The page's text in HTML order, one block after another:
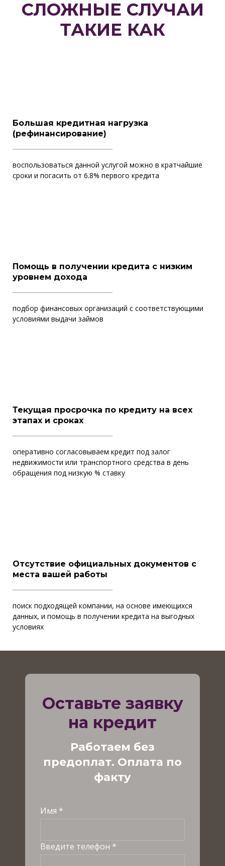
СЛОЖНЫЕ СЛУЧАИ
ТАКИЕ КАК
Большая кредитная нагрузка
(рефинансирование)
воспользоваться данной услугой можно в кратчайшие
сроки и погасить от 6.8% первого кредита
Помощь в получении кредита с низким
уровнем дохода
подбор финансовых организаций с соответствующими
условиями выдачи займов
Текущая просрочка по кредиту на всех
этапах и сроках
оперативно согласовываем кредит под залог
недвижимости или транспортного средства в день
обращения под низкую % ставку
Отсутствие официальных документов с
места вашей работы
поиск подходящей компании, на основе имеющихся
данных, и помощь в получении кредита на выгодных
условиях
Оставьте заявку
на кредит
Работаем без
предоплат. Оплата по
факту
Имя *
Введите телефон *